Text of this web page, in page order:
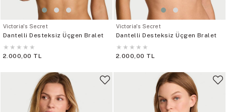
Victoria's Secret
Dantelli Desteksiz Üçgen Bralet
★ ★ ★ ★ ★
2.000,00 TL
Victoria's Secret
Dantelli Desteksiz Üçgen Bralet
★ ★ ★ ★ ★
2.000,00 TL